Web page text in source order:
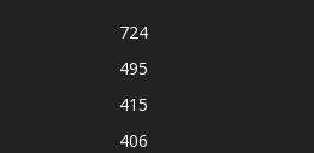
724
495
415
406